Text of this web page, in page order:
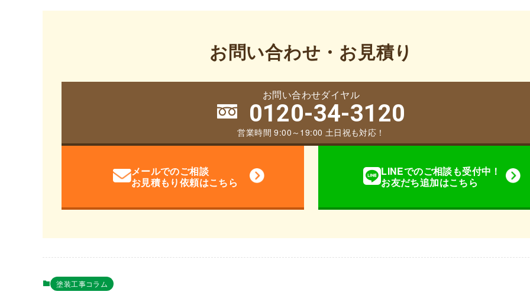
お問い合わせ・お見積り
お問い合わせダイヤル
0120-34-3120
営業時間 9:00～19:00 土日祝も対応！
メールでのご相談
お見積もり依頼はこちら
LINEでのご相談も受付中！
お友だち追加はこちら
塗装工事コラム